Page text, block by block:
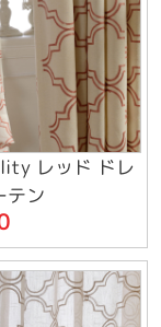
レッド ドレ
テン